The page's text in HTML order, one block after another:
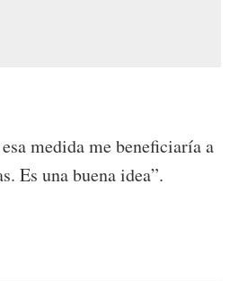
medida me beneficiaría a
Es una buena idea”.